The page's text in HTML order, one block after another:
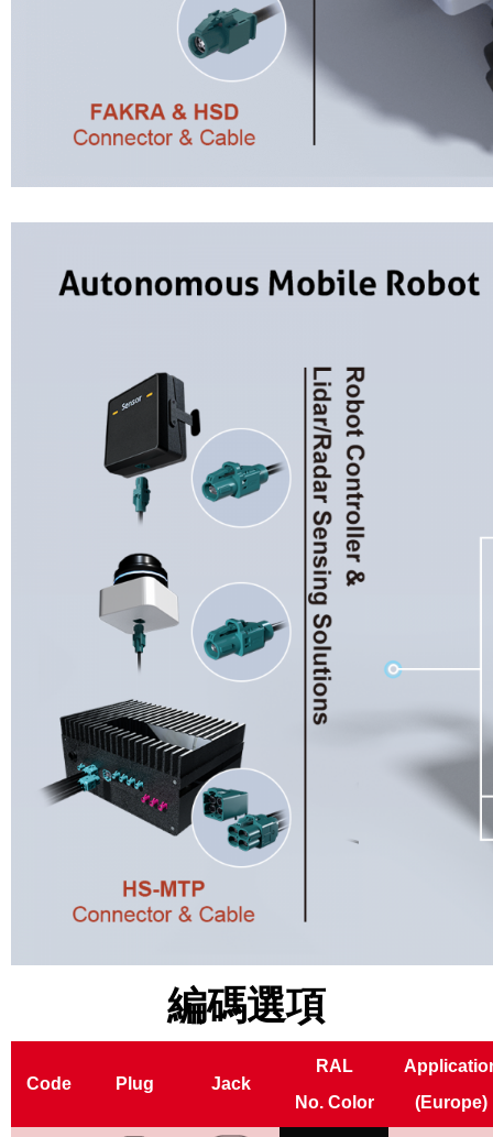
編碼選項
Code Plug Jack
RAL
No. Color
(Europe)